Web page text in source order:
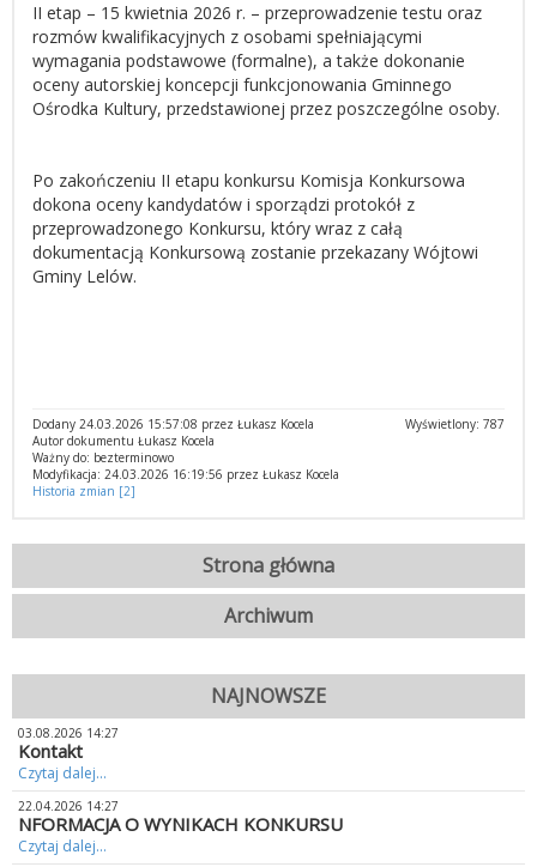
II etap – 15 kwietnia 2026 r. – przeprowadzenie testu oraz
rozmów kwalifikacyjnych z osobami spełniającymi
wymagania podstawowe (formalne), a także dokonanie
oceny autorskiej koncepcji funkcjonowania Gminnego
Ośrodka Kultury, przedstawionej przez poszczególne osoby.
Po zakończeniu II etapu konkursu Komisja Konkursowa
dokona oceny kandydatów i sporządzi protokół z
przeprowadzonego Konkursu, który wraz z całą
dokumentacją Konkursową zostanie przekazany Wójtowi
Gminy Lelów.
Wyświetlony: 787
Dodany 24.03.2026 15:57:08 przez Łukasz Kocela
Autor dokumentu Łukasz Kocela
Ważny do: bezterminowo
Modyfikacja: 24.03.2026 16:19:56 przez Łukasz Kocela
Historia zmian [2]
Strona główna
Archiwum
NAJNOWSZE
03.08.2026 14:27
Kontakt
Czytaj dalej...
22.04.2026 14:27
NFORMACJA O WYNIKACH KONKURSU
Czytaj dalej...